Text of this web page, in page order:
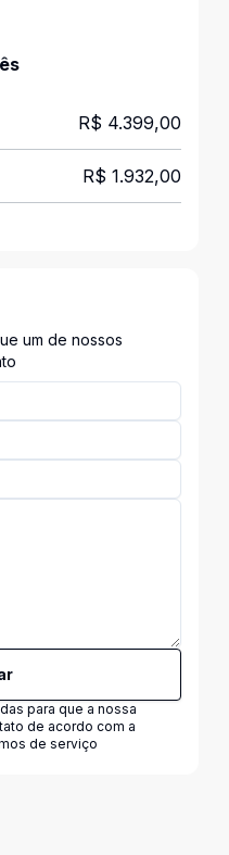
R$ 4.399,00
R$ 1.932,00
um de nossos
para que a nossa
de acordo com a
de serviço